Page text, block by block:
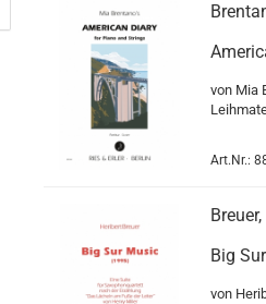
von Mia
Art.Nr.:
Big
von